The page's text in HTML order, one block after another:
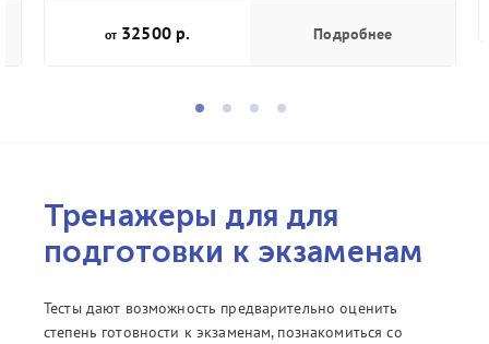
от 32500 р. Подробнее
Тренажеры для для
подготовки к экзаменам
Тесты дают возможность предварительно оценить
степень готовности к экзаменам, познакомиться со